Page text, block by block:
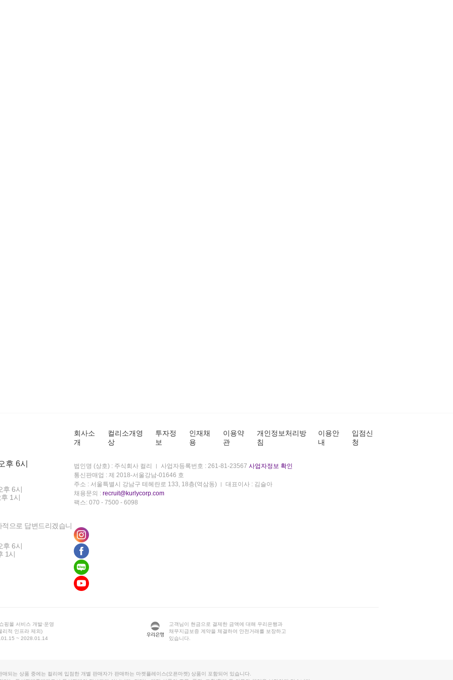
후 6시
후 6시
1시
으로 답변드리겠습니
후 6시
1시
회사소
개
컬리소개영
상
투자정
보
인재채
용
이용약
관
개인정보처리방
침
이용안
내
입점신
청
법인명 (상호) : 주식회사 컬리 사업자등록번호 : 261-81-23567 사업자정보 확인
통신판매업 : 제 2018-서울강남-01646 호
주소 : 서울특별시 강남구 테헤란로 133, 18층(역삼동)
대표이사 : 김슬아
채용문의 : recruit@kurlycorp.com
팩스: 070 - 7500 - 6098
핑몰 서비스 개발·운영
리적 인프라 제외)
~ 2028.01.14
고객님이 현금으로 결제한 금액에 대해 우리은행과
채무지급보증 계약을 체결하여 안전거래를 보장하고
있습니다.
매되는 상품 중에는 컬리에 입점한 개별 판매자가 판매하는 마켓플레이스(오픈마켓) 상품이 포함되어 있습니다.